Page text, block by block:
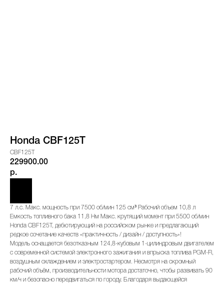
Honda CBF125T
CBF125T
229900.00
р.
7 л.с. Макс. мощность при 7500 об/мин 125 см³ Рабочий объем 10,8 л
Емкость топливного бака 11,8 Нм Макс. крутящий момент при 5500 об/мин
Honda CBF125T, дебютирующий на российском рынке и предлагающий
редкое сочетание качеств «практичность / дизайн / доступность»!
Модель оснащается безотказным 124,8-кубовым 1-цилиндровым двигателем
с современной системой электронного зажигания и впрыска топлива PGM-FI,
воздушным охлаждением и электростартером. Несмотря на скромный
рабочий объём, производительности мотора достаточно, чтобы развивать 90
км/ч и безопасно передвигаться по городу. Благодаря выдающейся